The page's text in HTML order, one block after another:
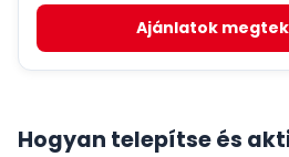
Ajánlatok
Hogyan telepítse és